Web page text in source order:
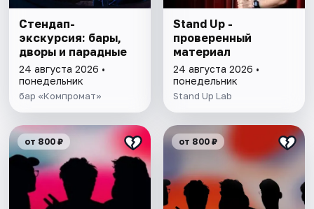
Стендап-
экскурсия: бары,
дворы и парадные
24 августа 2026 •
понедельник
бар «Компромат»
Stand Up -
проверенный
материал
24 августа 2026 •
понедельник
Stand Up Lab
от 800 ₽ от 800 ₽